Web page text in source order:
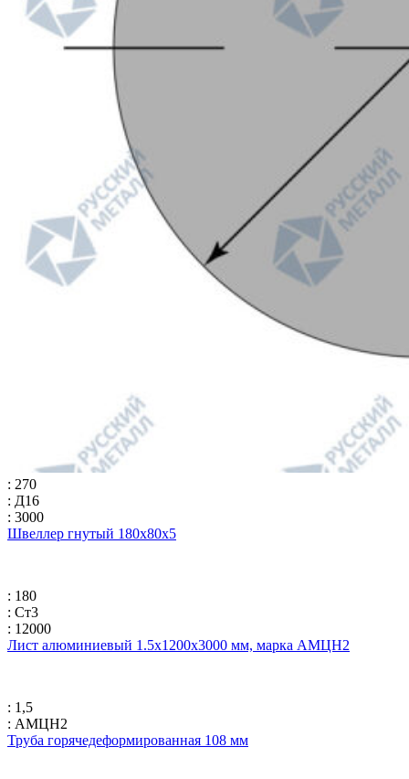
: 270
: Д16
: 3000
Швеллер гнутый 180x80x5
: 180
: Ст3
: 12000
Лист алюминиевый 1.5х1200х3000 мм, марка АМЦН2
: 1,5
: АМЦН2
Труба горячедеформированная 108 мм